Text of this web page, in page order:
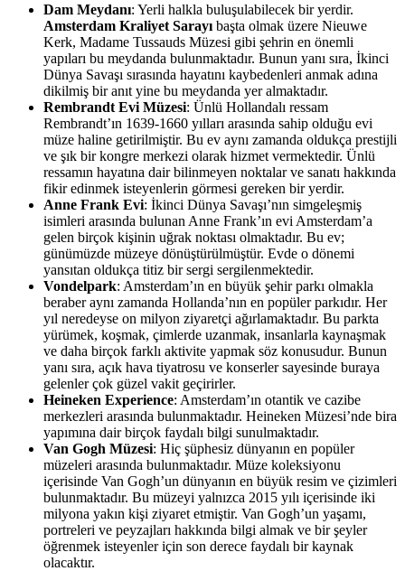
Dam Meydanı: Yerli halkla buluşulabilecek bir yerdir.
Amsterdam Kraliyet Sarayı başta olmak üzere Nieuwe
Kerk, Madame Tussauds Müzesi gibi şehrin en önemli
yapıları bu meydanda bulunmaktadır. Bunun yanı sıra, İkinci
Dünya Savaşı sırasında hayatını kaybedenleri anmak adına
dikilmiş bir anıt yine bu meydanda yer almaktadır.
Rembrandt Evi Müzesi: Ünlü Hollandalı ressam
Rembrandt’ın 1639-1660 yılları arasında sahip olduğu evi
müze haline getirilmiştir. Bu ev aynı zamanda oldukça prestijli
ve şık bir kongre merkezi olarak hizmet vermektedir. Ünlü
ressamın hayatına dair bilinmeyen noktalar ve sanatı hakkında
fikir edinmek isteyenlerin görmesi gereken bir yerdir.
Anne Frank Evi: İkinci Dünya Savaşı’nın simgeleşmiş
isimleri arasında bulunan Anne Frank’ın evi Amsterdam’a
gelen birçok kişinin uğrak noktası olmaktadır. Bu ev;
günümüzde müzeye dönüştürülmüştür. Evde o dönemi
yansıtan oldukça titiz bir sergi sergilenmektedir.
Vondelpark: Amsterdam’ın en büyük şehir parkı olmakla
beraber aynı zamanda Hollanda’nın en popüler parkıdır. Her
yıl neredeyse on milyon ziyaretçi ağırlamaktadır. Bu parkta
yürümek, koşmak, çimlerde uzanmak, insanlarla kaynaşmak
ve daha birçok farklı aktivite yapmak söz konusudur. Bunun
yanı sıra, açık hava tiyatrosu ve konserler sayesinde buraya
gelenler çok güzel vakit geçirirler.
Heineken Experience: Amsterdam’ın otantik ve cazibe
merkezleri arasında bulunmaktadır. Heineken Müzesi’nde bira
yapımına dair birçok faydalı bilgi sunulmaktadır.
Van Gogh Müzesi: Hiç şüphesiz dünyanın en popüler
müzeleri arasında bulunmaktadır. Müze koleksiyonu
içerisinde Van Gogh’un dünyanın en büyük resim ve çizimleri
bulunmaktadır. Bu müzeyi yalnızca 2015 yılı içerisinde iki
milyona yakın kişi ziyaret etmiştir. Van Gogh’un yaşamı,
portreleri ve peyzajları hakkında bilgi almak ve bir şeyler
öğrenmek isteyenler için son derece faydalı bir kaynak
olacaktır.